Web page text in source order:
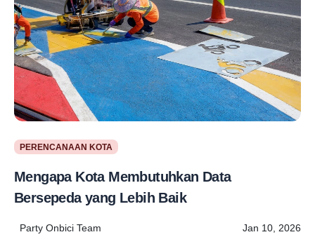
PERENCANAAN KOTA
Mengapa Kota Membutuhkan Data
Bersepeda yang Lebih Baik
Party Onbici Team Jan 10, 2026